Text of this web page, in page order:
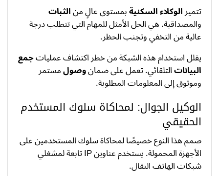
تتميزالوكلاء السكنيةبمستوى عالٍ منالثبات
والمصداقية. هي الحل الأمثل للمهام التي تتطلب درجة
عالية من التخفي وتجنب الحظر.
يقلل استخدام هذه الشبكة من خطر اكتشاف عملياتجمع
البياناتالتلقائي. تعمل على ضمانوصولمستمر
وموثوق إلى المعلومات المطلوبة.
الوكيل الجوال: لمحاكاة سلوك المستخدم
الحقيقي
صمم هذا النوع خصيصًا لمحاكاة سلوك المستخدمين على
الأجهزة المحمولة. يستخدم عناوين IP تابعة لمشغلي
شبكات الهاتف النقال.